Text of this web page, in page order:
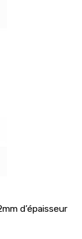
d’épaisseur